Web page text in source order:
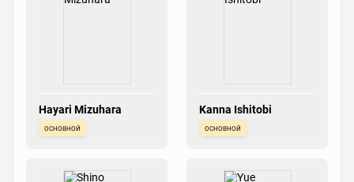
Hayari Mizuhara
основной
Kanna Ishitobi
основной